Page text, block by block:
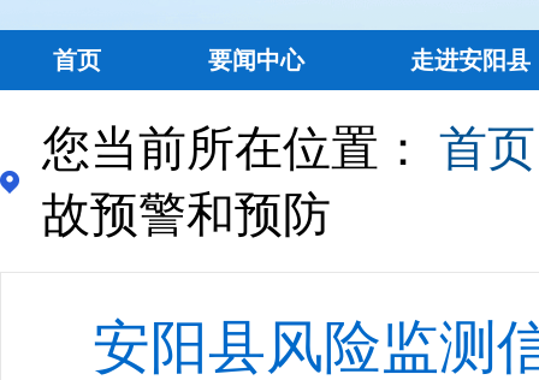
首页 要闻中心 走进安阳县
您当前所在位置： 首页
故预警和预防
安阳县风险监测